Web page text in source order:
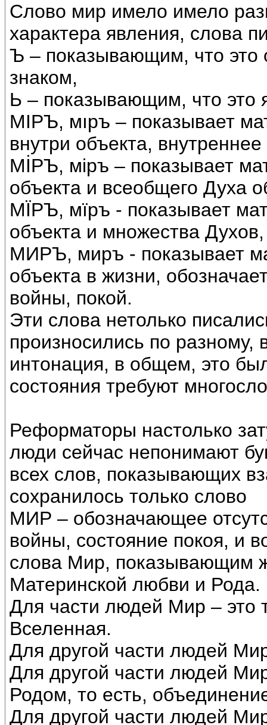
Слово мир имело имело
характера явления, слова
Ъ – показывающим, что это
знаком,
Ь – показывающим, что это
МIРЪ, мıръ – показывает
внутри объекта,
МİРЪ, мiръ – показывает
объекта и всеобщего Духа
МÏРЪ, мïръ - показывает
объекта и множества
МИРЪ, миръ - показывает
объекта в жизни,
войны, покой.
Эти слова нетолько
произносились по
интонация, в общем, это
состояния требуют
Реформаторы настолько
люди сейчас непонимают
всех слов, показывающих
сохранилось только слово
МИР – обозначающее
войны, состояние покоя, и
слова Мир, показывающим
Материнской любви и Рода.
Для части людей Мир – это
Вселенная.
Для другой части людей
Для другой части людей
Родом, то есть,
Для другой части людей